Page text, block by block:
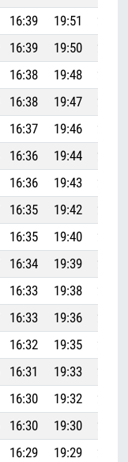
16:39 19:51
16:39 19:50
16:38 19:48
16:38 19:47
16:37 19:46
16:36 19:44
16:36 19:43
16:35 19:42
16:35 19:40
16:34 19:39
16:33 19:38
16:33 19:36
16:32 19:35
16:31 19:33
16:30 19:32
16:30 19:30
16:29 19:29